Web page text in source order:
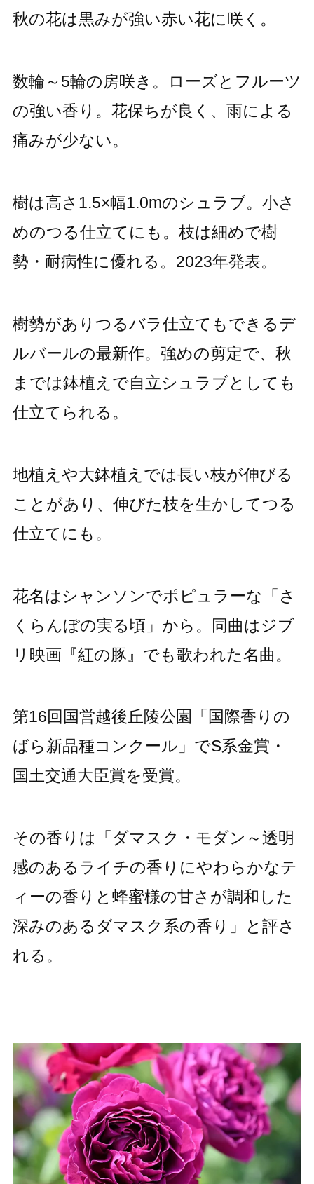
秋の花は黒みが強い赤い花に咲く。
数輪～5輪の房咲き。ローズとフルーツ
の強い香り。花保ちが良く、雨による
痛みが少ない。
樹は高さ1.5×幅1.0mのシュラブ。小さ
めのつる仕立てにも。枝は細めで樹
勢・耐病性に優れる。2023年発表。
樹勢がありつるバラ仕立てもできるデ
ルバールの最新作。強めの剪定で、秋
までは鉢植えで自立シュラブとしても
仕立てられる。
地植えや大鉢植えでは長い枝が伸びる
ことがあり、伸びた枝を生かしてつる
仕立てにも。
花名はシャンソンでポピュラーな「さ
くらんぼの実る頃」から。同曲はジブ
リ映画『紅の豚』でも歌われた名曲。
第16回国営越後丘陵公園「国際香りの
ばら新品種コンクール」でS系金賞・
国土交通大臣賞を受賞。
その香りは「ダマスク・モダン～透明
感のあるライチの香りにやわらかなテ
ィーの香りと蜂蜜様の甘さが調和した
深みのあるダマスク系の香り」と評さ
れる。